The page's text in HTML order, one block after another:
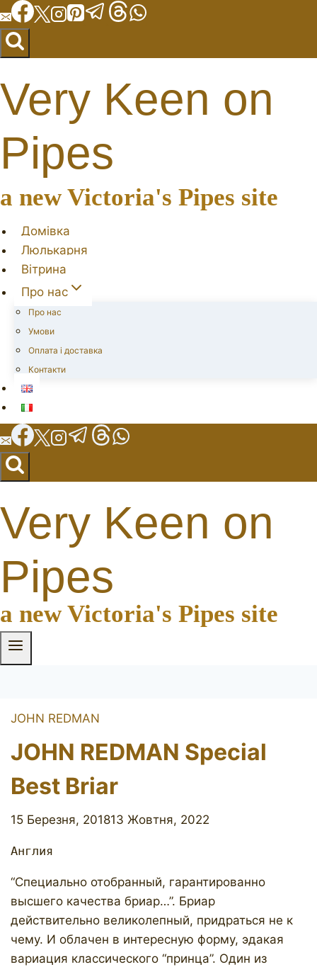
Перейти
до
вмісту
Very Keen on
Pipes
a new Victoria's Pipes site
Домівка
Люлькарня
Вітрина
Про нас
Про нас
Умови
Оплата і доставка
Контакти
Very Keen on
Pipes
a new Victoria's Pipes site
JOHN REDMAN
JOHN REDMAN Special
Best Briar
15 Березня, 201813 Жовтня, 2022
Англия
“Специально отобранный, гарантированно
высшего качества бриар…”. Бриар
действительно великолепный, придраться не к
чему. И облачен в интересную форму, эдакая
вариация классического “принца”. Один из